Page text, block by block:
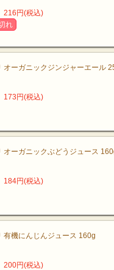
216円(税込)
れ
オーガニックジンジャーエール
173円(税込)
オーガニックぶどうジュース
184円(税込)
有機にんじんジュース 160g
200円(税込)